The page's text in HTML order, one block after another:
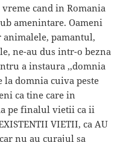
cand in Romania
amenintare. Oameni
pamantul,
ne-au dus intr-o bezna
a instaura ,,domnia
la domnia cuiva peste
ca tine care in
pe finalul vietii ca ii
VIETII, ca AU
nu au curajul sa